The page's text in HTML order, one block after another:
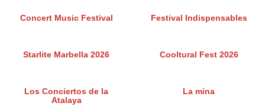
Concert Music Festival Festival Indispensables
Starlite Marbella 2026 Cooltural Fest 2026
Los Conciertos de la
Atalaya
La mina